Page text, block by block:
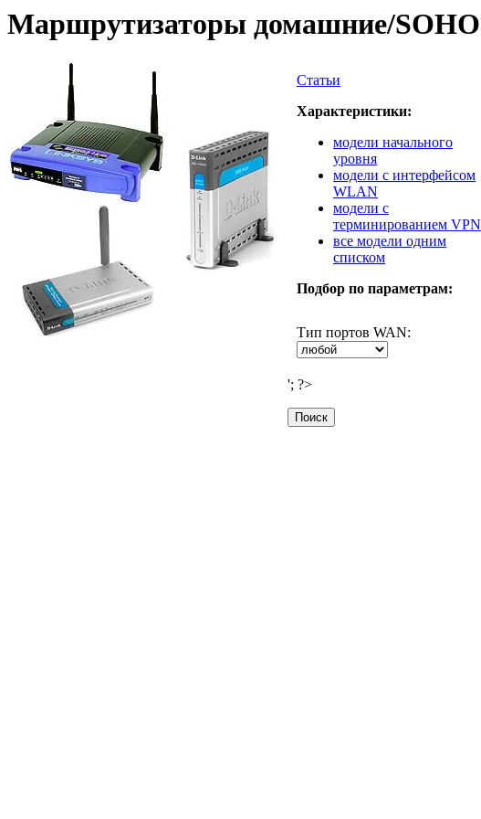
Маршрутизаторы домашние/SOHO
Статьи
Характеристики:
модели начального
уровня
модели с интерфейсом
WLAN
модели с
терминированием VPN
все модели одним
списком
Подбор по параметрам:
Тип портов WAN:
'; ?>